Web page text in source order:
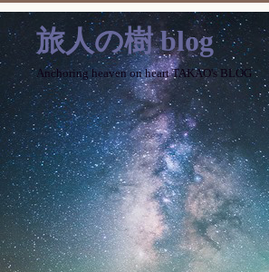
旅人の樹 blog
Anchoring heaven on heart TAKAO's BLOG